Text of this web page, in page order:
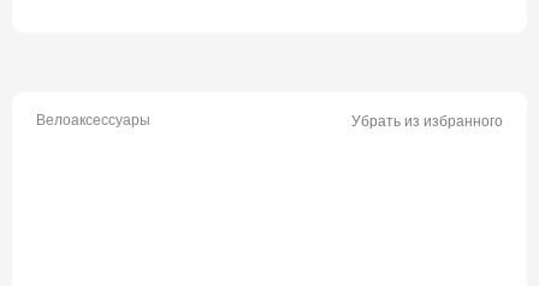
Велоаксессуары Убрать из избранного